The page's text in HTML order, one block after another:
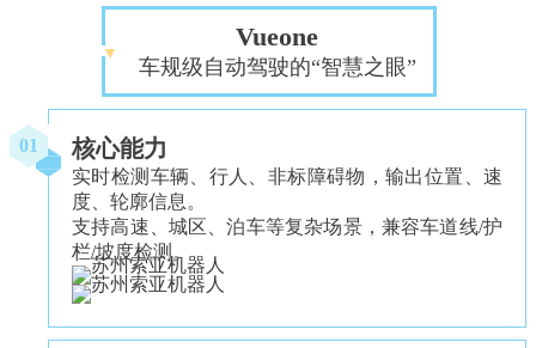
Vueone
车规级自动驾驶的“智慧之眼”
01 核心能力
实时检测车辆、行人、非标障碍物，输出位置、速
度、轮廓信息。
支持高速、城区、泊车等复杂场景，兼容车道线/护
栏/坡度检测。